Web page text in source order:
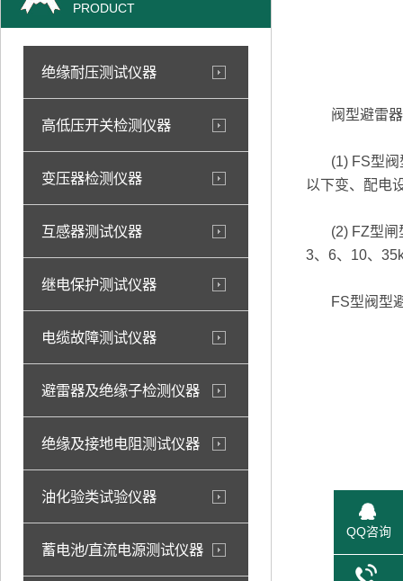
PRODUCT
绝缘耐压测试仪器
高低压开关检测仪器
变压器检测仪器
互感器测试仪器
继电保护测试仪器
电缆故障测试仪器
避雷器及绝缘子检测仪器
绝缘及接地电阻测试仪器
油化验类试验仪器
蓄电池/直流电源测试仪器
阀型避雷器
(1) FS型阀型
以下变、配电
(2) FZ型闸型
3、6、10、
FS型阀型避
QQ咨询